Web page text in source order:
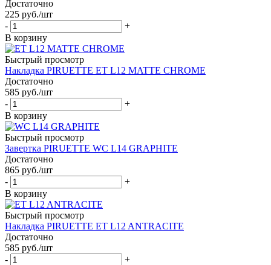
Достаточно
225 руб./шт
-
+
В корзину
Быстрый просмотр
Накладка PIRUETTE ET L12 MATTE CHROME
Достаточно
585 руб./шт
-
+
В корзину
Быстрый просмотр
Завертка PIRUETTE WC L14 GRAPHITE
Достаточно
865 руб./шт
-
+
В корзину
Быстрый просмотр
Накладка PIRUETTE ET L12 ANTRACITE
Достаточно
585 руб./шт
-
+